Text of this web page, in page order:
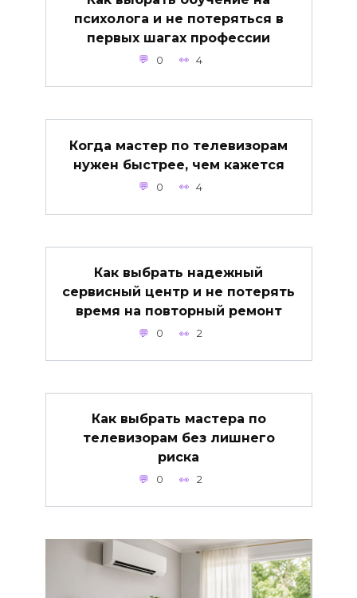
психолога и не потеряться в
первых шагах профессии
0 4
Когда мастер по телевизорам
нужен быстрее, чем кажется
0 4
Как выбрать надежный
сервисный центр и не потерять
время на повторный ремонт
0 2
Как выбрать мастера по
телевизорам без лишнего
риска
0 2